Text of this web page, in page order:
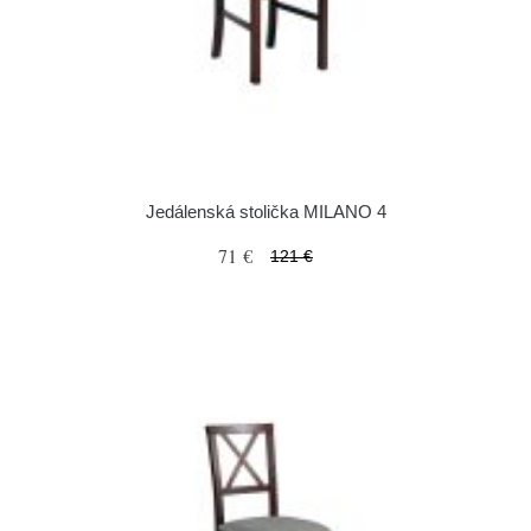
Jedálenská stolička MILANO 4
71 € 121 €